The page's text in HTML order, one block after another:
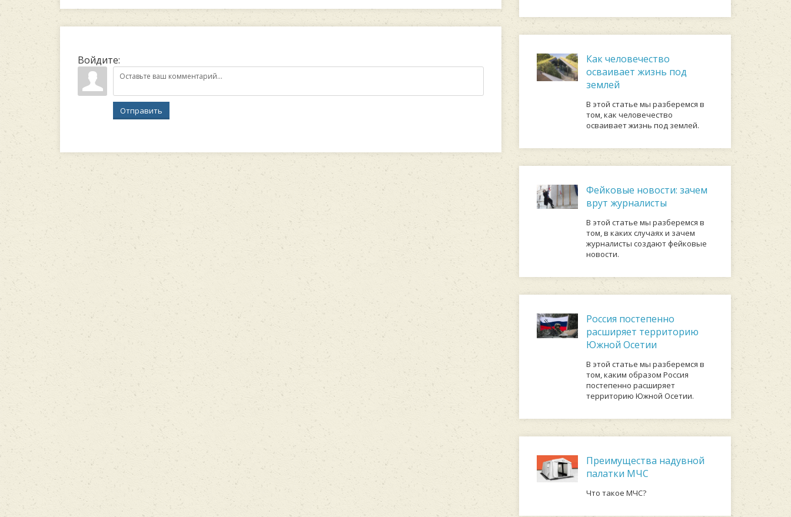
Войдите:
Отправить
Как человечество
осваивает жизнь под
землей
В этой статье мы разберемся в
том, как человечество
осваивает жизнь под землей.
Фейковые новости: зачем
врут журналисты
В этой статье мы разберемся в
том, в каких случаях и зачем
журналисты создают фейковые
новости.
Россия постепенно
расширяет территорию
Южной Осетии
В этой статье мы разберемся в
том, каким образом Россия
постепенно расширяет
территорию Южной Осетии.
Преимущества надувной
палатки МЧС
Что такое МЧС?